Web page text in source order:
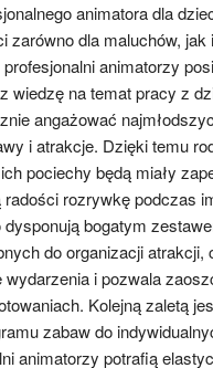
animatora dla
zarówno dla maluchów, jak
animatorzy
wiedzę na temat pracy z
angażować
i atrakcje. Dzięki temu
pociechy będą miały
radości rozrywkę podczas
bogatym
do organizacji atrakcji,
wydarzenia i pozwala
Kolejną zaletą
zabaw do
animatorzy potrafią